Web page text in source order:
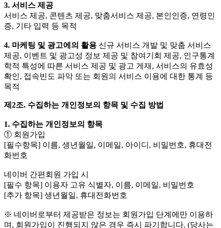
3. 서비스 제공
서비스 제공, 콘텐츠 제공, 맞춤서비스 제공, 본인인증, 연령인
증, 기타 입력 등 목적
4. 마케팅 및 광고에의 활용 신규 서비스 개발 및 맞춤 서비스
제공, 이벤트 및 광고성 정보 제공 및 참여기회 제공, 인구통계
학적 특성에 따른 서비스 제공 및 광고 게재, 서비스의 유효성
확인, 접속빈도 파악 또는 회원의 서비스 이용에 대한 통계 등
목적
제2조. 수집하는 개인정보의 항목 및 수집 방법
1. 수집하는 개인정보의 항목
① 회원가입
[필수항목] 이름, 생년월일, 이메일, 아이디, 비밀번호, 휴대전
화번호
네이버 간편회원 가입 시
[필수 항목] 이용자 고유 식별자, 이름, 이메일, 비밀번호
[추가 항목] 생년월일, 휴대전화번호
※ 네이버로부터 제공받은 정보는 회원가입 단계에만 이용하
며, 회원가입이 진행되지 않은 경우 즉시 파기합니다. (당사는